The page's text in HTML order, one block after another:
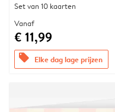
Set van 10 kaarten
Vanaf
€ 11,99
offers Elke dag lage prijzen